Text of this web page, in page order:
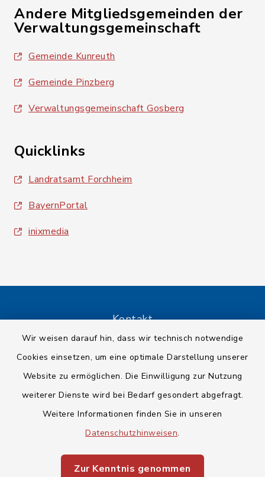
Wir weisen darauf hin, dass wir technisch notwendige
Cookies einsetzen, um eine optimale Darstellung unserer
Website zu ermöglichen. Die Einwilligung zur Nutzung
weiterer Dienste wird bei Bedarf gesondert abgefragt.
Weitere Informationen finden Sie in unseren
Datenschutzhinweisen.
Zur Kenntnis genommen
Andere Mitgliedsgemeinden der
Verwaltungsgemeinschaft
Gemeinde Kunreuth
Gemeinde Pinzberg
Verwaltungsgemeinschaft Gosberg
Quicklinks
Landratsamt Forchheim
BayernPortal
inixmedia
Kontakt
Datenschutz
Impressum
Cookie-Einstellungen